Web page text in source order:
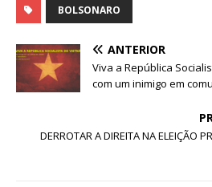
e
b
o
k
r
BOLSONARO
ANTERIOR
Viva a República
com um inimigo em
DERROTAR A DIREITA NA ELEIÇÃO